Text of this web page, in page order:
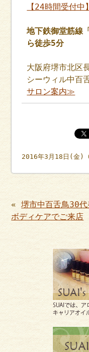
【24時間受付
地下鉄御堂筋線
ら徒歩5分
大阪府堺市北
シーウィル中百
サロン案内≫
2016年3月18日(金)
«堺市中百舌鳥30
ボディケアでご来店